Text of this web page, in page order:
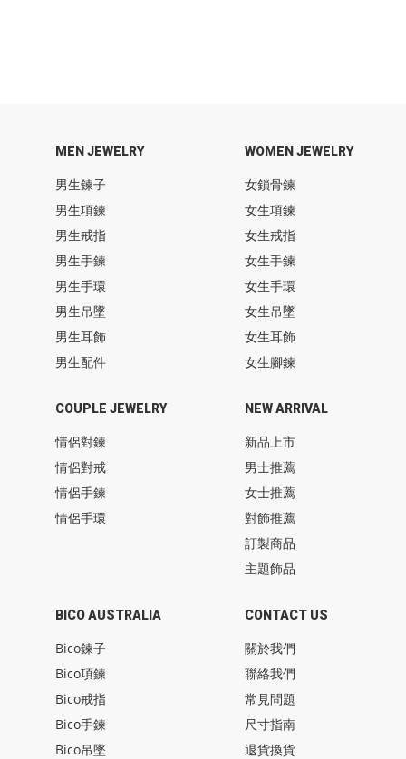
MEN JEWELRY
男生鍊子
男生項鍊
男生戒指
男生手鍊
男生手環
男生吊墜
男生耳飾
男生配件
WOMEN JEWELRY
女鎖骨鍊
女生項鍊
女生戒指
女生手鍊
女生手環
女生吊墜
女生耳飾
女生腳鍊
COUPLE JEWELRY
情侶對鍊
情侶對戒
情侶手鍊
情侶手環
BICO AUSTRALIA
Bico鍊子
Bico項鍊
Bico戒指
Bico手鍊
Bico吊墜
NEW ARRIVAL
新品上市
男士推薦
女士推薦
對飾推薦
訂製商品
主題飾品
CONTACT US
關於我們
聯絡我們
常見問題
尺寸指南
退貨換貨